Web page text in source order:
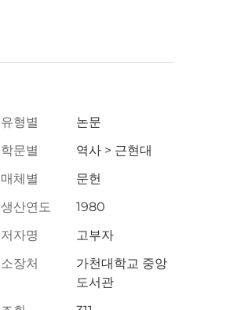
유형별
논문
학문별
역사 > 근현대
매체별
문헌
생산연도
1980
저자명
고부자
소장처
가천대학교 중앙
도서관